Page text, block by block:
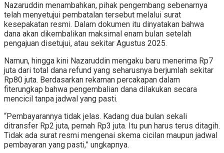
Nazaruddin menambahkan, pihak pengembang sebenarnya
telah menyetujui pembatalan tersebut melalui surat
kesepakatan resmi. Dalam dokumen itu dinyatakan bahwa
dana akan dikembalikan maksimal enam bulan setelah
pengajuan disetujui, atau sekitar Agustus 2025.
Namun, hingga kini Nazaruddin mengaku baru menerima Rp7
juta dari total dana refund yang seharusnya berjumlah sekitar
Rp80 juta. Berdasarkan rekaman percakapan dalam
fiterungkap bahwa pengembalian dana dilakukan secara
mencicil tanpa jadwal yang pasti.
“Pembayarannya tidak jelas. Kadang dua bulan sekali
ditransfer Rp2 juta, pernah Rp3 juta. Itu pun harus terus ditagih.
Tidak ada surat resmi mengenai skema cicilan maupun jadwal
pembayaran yang pasti,” ungkapnya.